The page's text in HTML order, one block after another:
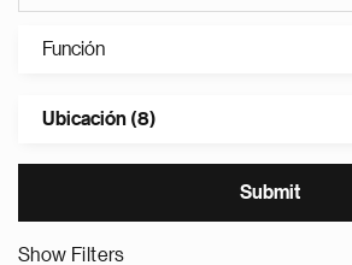
Función
Ubicación (8)
Show Filters